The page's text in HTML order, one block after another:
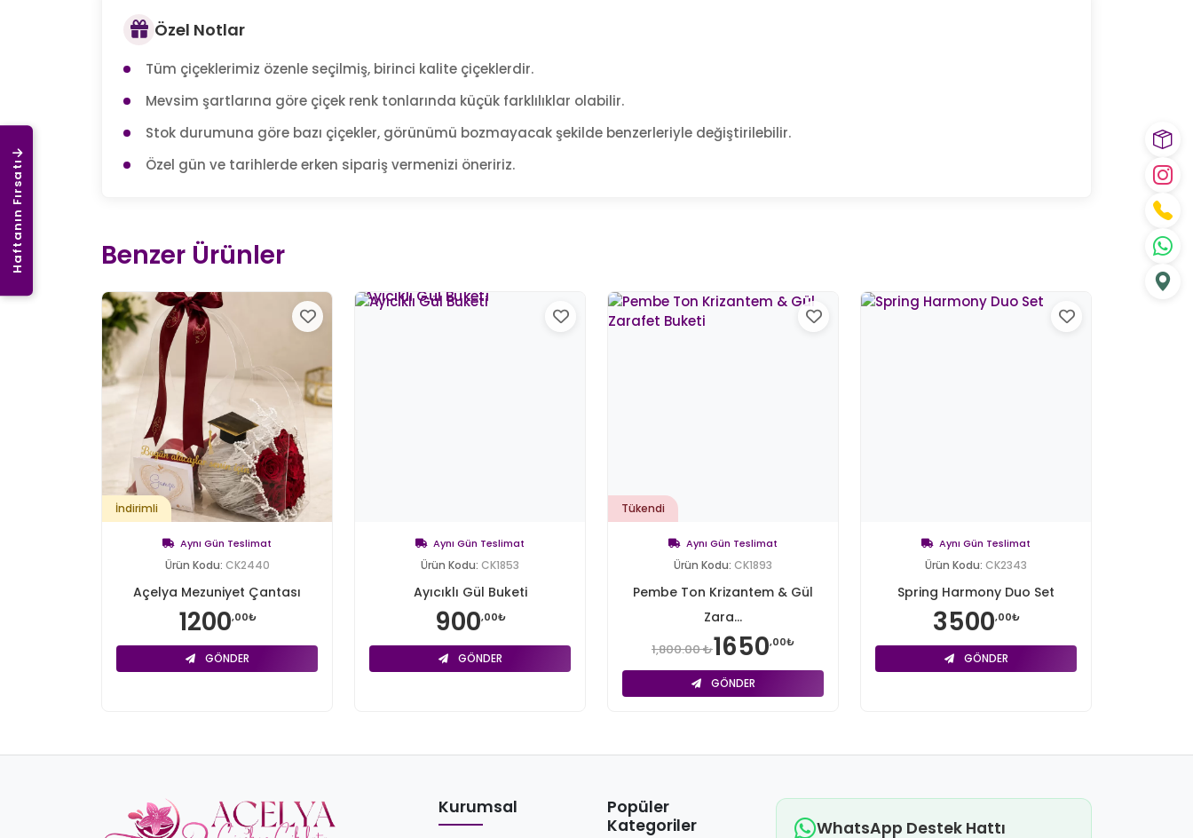
Haftanın Fırsatı
Özel Notlar
Tüm çiçeklerimiz özenle seçilmiş, birinci kalite çiçeklerdir.
Mevsim şartlarına göre çiçek renk tonlarında küçük farklılıklar olabilir.
Stok durumuna göre bazı çiçekler, görünümü bozmayacak şekilde benzerleriyle değiştirilebilir.
Özel gün ve tarihlerde erken sipariş vermenizi öneririz.
Benzer Ürünler
İndirimli
Aynı Gün Teslimat
Ürün Kodu: CK2440
Açelya Mezuniyet Çantası
1200,00₺
GÖNDER
Aynı Gün Teslimat
Ürün Kodu: CK1853
Ayıcıklı Gül Buketi
900,00₺
GÖNDER
Tükendi
Aynı Gün Teslimat
Ürün Kodu: CK1893
Pembe Ton Krizantem & Gül
Zara...
1,800.00 ₺1650,00₺
GÖNDER
Aynı Gün Teslimat
Ürün Kodu: CK2343
Spring Harmony Duo Set
3500,00₺
GÖNDER
Kurumsal
Popüler
Kategoriler
WhatsApp Destek Hattı